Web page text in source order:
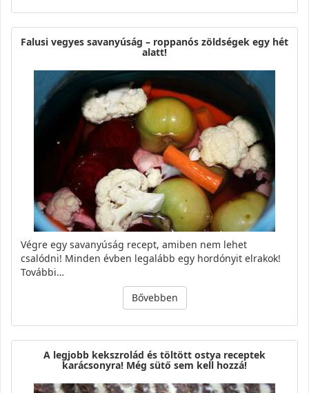
Falusi vegyes savanyúság – roppanós zöldségek egy hét
alatt!
Végre egy savanyúság recept, amiben nem lehet
csalódni! Minden évben legalább egy hordónyit elrakok!
További…
Bővebben
A legjobb kekszrolád és töltött ostya receptek
karácsonyra! Még sütő sem kell hozzá!